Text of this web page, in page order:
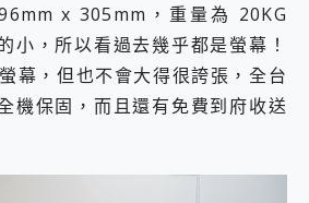
x 305mm，重量為 20KG
小，所以看過去幾乎都是螢幕！
幕，但也不會大得很誇張，全台
機保固，而且還有免費到府收送